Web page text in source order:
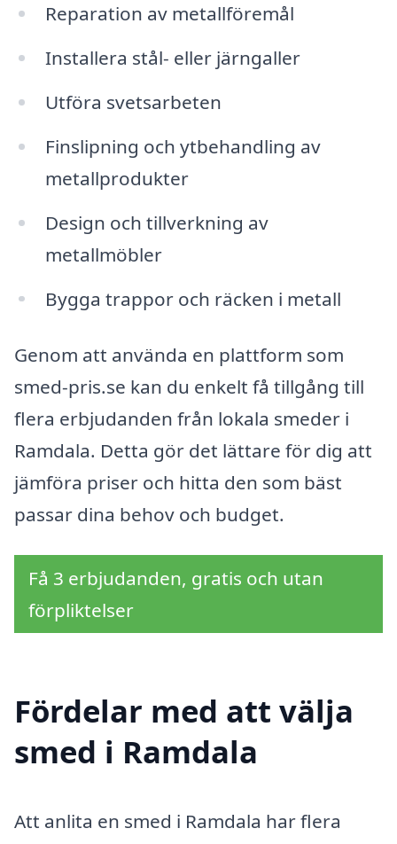
Reparation av metallföremål
Installera stål- eller järngaller
Utföra svetsarbeten
Finslipning och ytbehandling av
metallprodukter
Design och tillverkning av
metallmöbler
Bygga trappor och räcken i metall
Genom att använda en plattform som
smed-pris.se kan du enkelt få tillgång till
flera erbjudanden från lokala smeder i
Ramdala. Detta gör det lättare för dig att
jämföra priser och hitta den som bäst
passar dina behov och budget.
Få 3 erbjudanden, gratis och utan
förpliktelser
Fördelar med att välja
smed i Ramdala
Att anlita en smed i Ramdala har flera